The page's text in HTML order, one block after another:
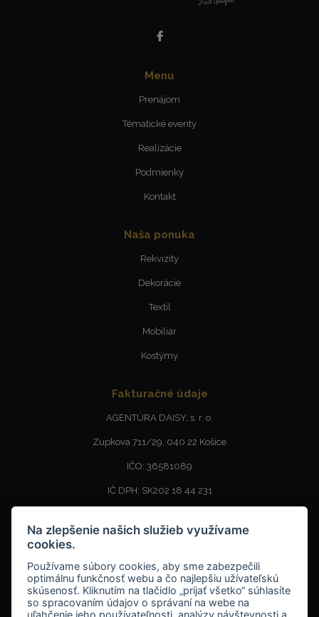
Menu
Prenájom
Tématické eventy
Realizácie
Podmienky
Kontakt
Naša ponuka
Rekvizity
Dekorácie
Textil
Mobiliár
Kostýmy
Fakturačné údaje
AGENTÚRA DAISY, s. r. o.
Zupkova 711/29, 040 22 Košice
IČO: 36581089
IČ DPH: SK202 18 44 231
SKLAD - Výdajné miesto
MEDENÁ 3, 040 17 KOŠICE BARCA
Na zlepšenie našich služieb využívame
cookies.
Používame súbory cookies, aby sme zabezpečili
optimálnu funkčnosť webu a čo najlepšiu užívateľskú
skúsenosť. Kliknutím na tlačidlo „prijať všetko“ súhlasíte
so spracovaním údajov o správaní na webe na
uľahčenie jeho používateľnosti, analýzy návštevnosti a